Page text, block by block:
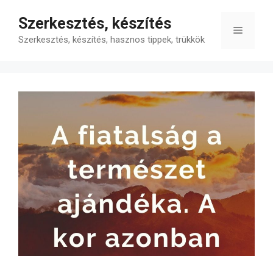
tartalomba
Szerkesztés, készítés
Szerkesztés, készítés, hasznos tippek, trükkök
Menü